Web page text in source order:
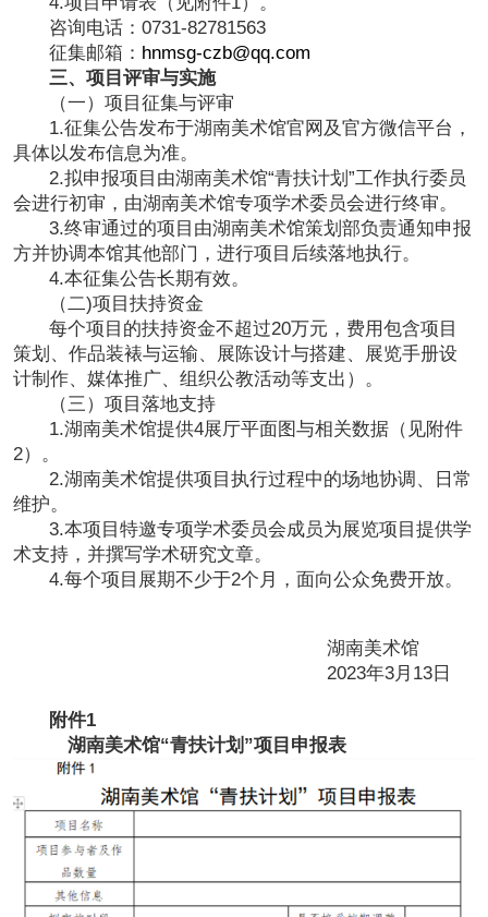
咨询电话：0731-82781563
征集邮箱： hnmsg-czb@qq.com
三、项目评审与实施
（一）项目征集与评审
1.征集公告发布于湖南美术馆官网及官方微信平台，
具体以发布信息为准。
2.拟申报项目由湖南美术馆“青扶计划”工作执行委员
会进行初审，由湖南美术馆专项学术委员会进行终审。
3.终审通过的项目由湖南美术馆策划部负责通知申报
方并协调本馆其他部门，进行项目后续落地执行。
4.本征集公告长期有效。
（二)项目扶持资金
每个项目的扶持资金不超过20万元，费用包含项目
策划、作品装裱与运输、展陈设计与搭建、展览手册设
计制作、媒体推广、组织公教活动等支出）。
（三）项目落地支持
1.湖南美术馆提供4展厅平面图与相关数据（见附件
2）。
2.湖南美术馆提供项目执行过程中的场地协调、日常
维护。
3.本项目特邀专项学术委员会成员为展览项目提供学
术支持，并撰写学术研究文章。
4.每个项目展期不少于2个月，面向公众免费开放。
湖南美术馆
2023年3月13日
附件1
湖南美术馆“青扶计划”项目申报表